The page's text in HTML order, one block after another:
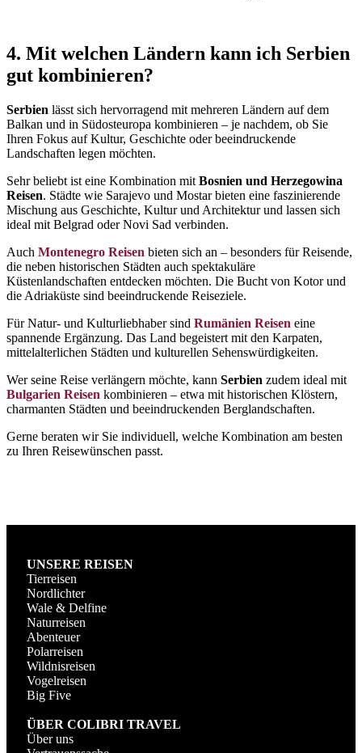
4. Mit welchen Ländern kann ich Serbien
gut kombinieren?
Serbien lässt sich hervorragend mit mehreren Ländern auf dem
Balkan und in Südosteuropa kombinieren – je nachdem, ob Sie
Ihren Fokus auf Kultur, Geschichte oder beeindruckende
Landschaften legen möchten.
Sehr beliebt ist eine Kombination mit Bosnien und Herzegowina
Reisen. Städte wie Sarajevo und Mostar bieten eine faszinierende
Mischung aus Geschichte, Kultur und Architektur und lassen sich
ideal mit Belgrad oder Novi Sad verbinden.
Auch Montenegro Reisen bieten sich an – besonders für Reisende,
die neben historischen Städten auch spektakuläre
Küstenlandschaften entdecken möchten. Die Bucht von Kotor und
die Adriaküste sind beeindruckende Reiseziele.
Für Natur- und Kulturliebhaber sind Rumänien Reisen eine
spannende Ergänzung. Das Land begeistert mit den Karpaten,
mittelalterlichen Städten und kulturellen Sehenswürdigkeiten.
Wer seine Reise verlängern möchte, kann Serbien zudem ideal mit
Bulgarien Reisen kombinieren – etwa mit historischen Klöstern,
charmanten Städten und beeindruckenden Berglandschaften.
Gerne beraten wir Sie individuell, welche Kombination am besten
zu Ihren Reisewünschen passt.
UNSERE REISEN
Tierreisen
Nordlichter
Wale & Delfine
Naturreisen
Abenteuer
Polarreisen
Wildnisreisen
Vogelreisen
Big Five
ÜBER COLIBRI TRAVEL
Über uns